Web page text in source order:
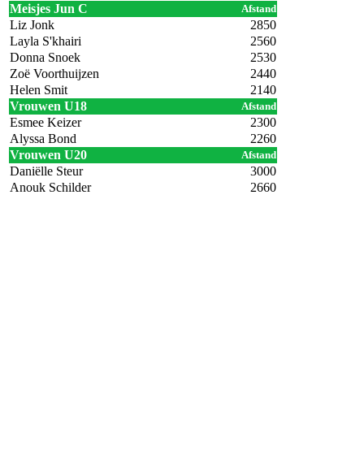
Meisjes Jun C
Afstand
Liz Jonk
2850
Layla S'khairi
2560
Donna Snoek
2530
Zoë Voorthuijzen
2440
Helen Smit
2140
Vrouwen U18
Afstand
Esmee Keizer
2300
Alyssa Bond
2260
Vrouwen U20
Afstand
Daniëlle Steur
3000
Anouk Schilder
2660